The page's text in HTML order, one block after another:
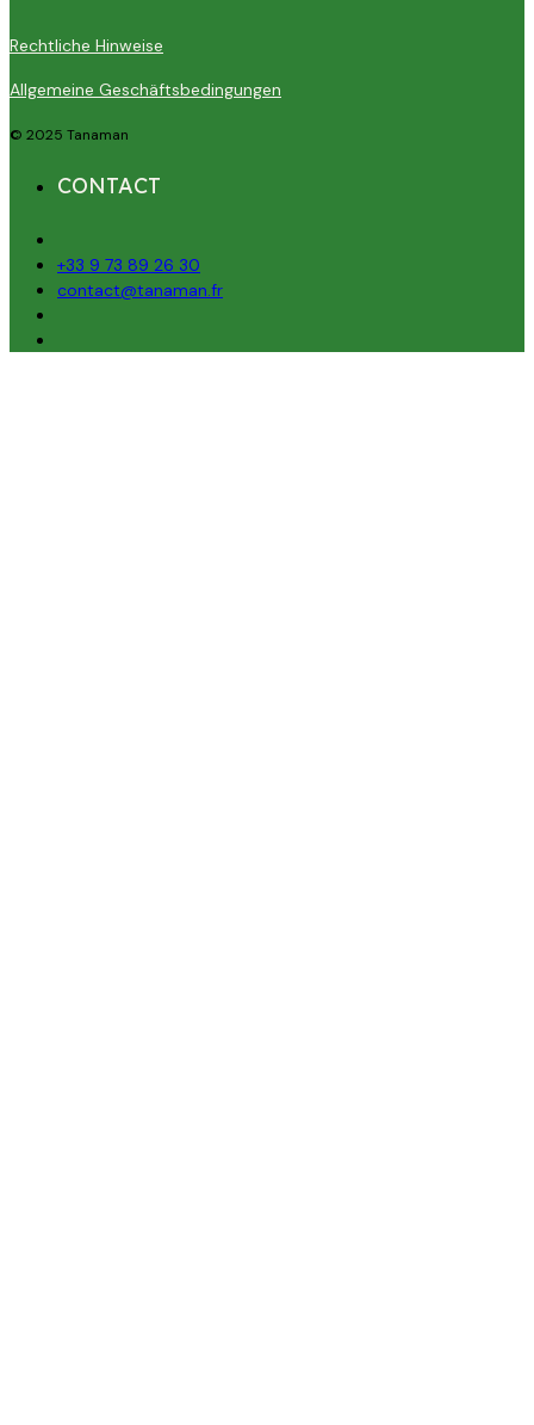
Rechtliche Hinweise
Allgemeine Geschäftsbedingungen
© 2025 Tanaman
CONTACT
+33 9 73 89 26 30
contact@tanaman.fr